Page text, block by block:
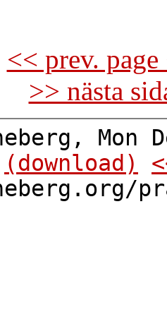
<< prev.
>> nästa
Mon
(download)